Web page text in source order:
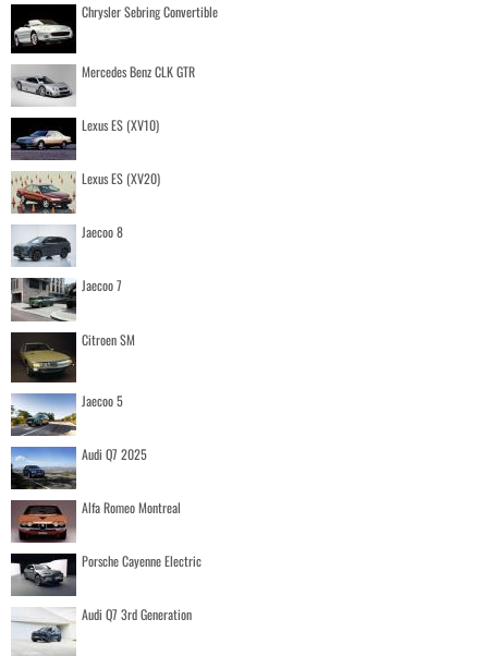
Chrysler Sebring Convertible
Mercedes Benz CLK GTR
Lexus ES (XV10)
Lexus ES (XV20)
Jaecoo 8
Jaecoo 7
Citroen SM
Jaecoo 5
Audi Q7 2025
Alfa Romeo Montreal
Porsche Cayenne Electric
Audi Q7 3rd Generation